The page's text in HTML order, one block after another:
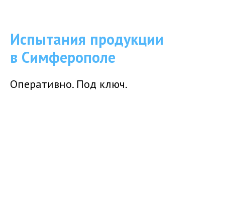
Испытания продукции
в Симферополе
Оперативно. Под ключ.